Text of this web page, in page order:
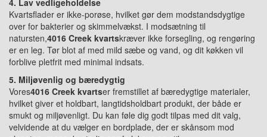
Kvartsflader er ikke-porøse, hvilket gør dem modstandsdygtige
over for bakterier og skimmelvækst. I modsætning til
natursten,4016 Creek kvartskræver ikke forsegling, og rengøring
er en leg. Tør blot af med mild sæbe og vand, og dit køkken vil
forblive pletfrit med minimal indsats.
5. Miljøvenlig og bæredygtig
Vores4016 Creek kvartser fremstillet af bæredygtige materialer,
hvilket giver et holdbart, langtidsholdbart produkt, der både er
smukt og miljøvenligt. Du kan føle dig godt tilpas med dit valg,
velvidende at du vælger en bordplade, der er skånsom mod